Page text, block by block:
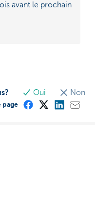
avant le prochain
Oui Non
page